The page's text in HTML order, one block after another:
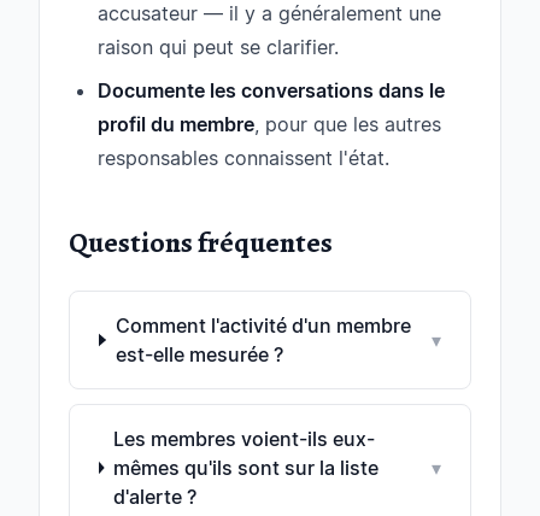
accusateur — il y a généralement une
raison qui peut se clarifier.
Documente les conversations dans le
profil du membre, pour que les autres
responsables connaissent l'état.
Questions fréquentes
Comment l'activité d'un membre
est-elle mesurée ?
▾
Les membres voient-ils eux-
mêmes qu'ils sont sur la liste
d'alerte ?
▾